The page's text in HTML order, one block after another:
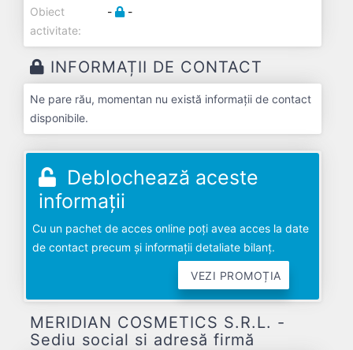
Obiect
activitate:
- -
INFORMAȚII DE CONTACT
Ne pare rău, momentan nu există informații de contact
disponibile.
Deblochează aceste
informații
Cu un pachet de acces online poți avea acces la date
de contact precum și informații detaliate bilanț.
VEZI PROMOȚIA
MERIDIAN COSMETICS S.R.L. -
Sediu social si adresă firmă